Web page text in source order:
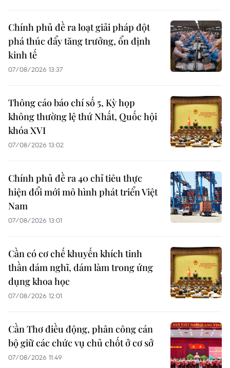
Chính phủ đề ra loạt giải pháp đột
phá thúc đẩy tăng trưởng, ổn định
kinh tế
07/08/2026 13:37
Thông cáo báo chí số 5, Kỳ họp
không thường lệ thứ Nhất, Quốc hội
khóa XVI
07/08/2026 13:02
Chính phủ đề ra 40 chỉ tiêu thực
hiện đổi mới mô hình phát triển Việt
Nam
07/08/2026 13:01
Cần có cơ chế khuyến khích tinh
thần dám nghĩ, dám làm trong ứng
dụng khoa học
07/08/2026 12:01
Cần Thơ điều động, phân công cán
bộ giữ các chức vụ chủ chốt ở cơ sở
07/08/2026 11:49